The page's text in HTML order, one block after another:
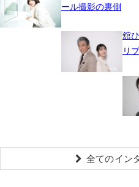
ール撮影の裏側
舘
リ
全てのイン